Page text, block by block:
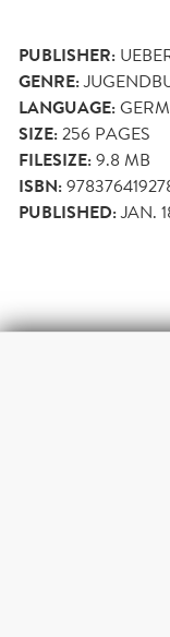
PUBLISHER:
GENRE:
LANGUAGE:
SIZE:256 PAGES
FILESIZE:9.8 MB
ISBN:
PUBLISHED:JAN.